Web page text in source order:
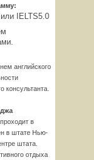
IELTS5.0
английского
консультанта.
в
в штате Нью-
штата.
отдыха